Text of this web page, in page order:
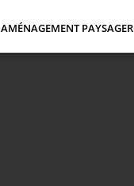
AMÉNAGEMENT PAYSAGER